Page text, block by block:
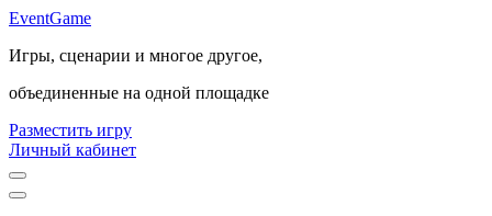
EventGame
Игры, сценарии и многое другое,
объединенные на одной площадке
Разместить игру
Личный кабинет